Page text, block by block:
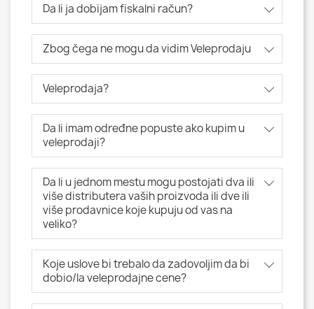
Da li ja dobijam fiskalni račun?
Zbog čega ne mogu da vidim Veleprodaju
Veleprodaja?
Da li imam određne popuste ako kupim u
veleprodaji?
Da li u jednom mestu mogu postojati dva ili
više distributera vaših proizvoda ili dve ili
više prodavnice koje kupuju od vas na
veliko?
Koje uslove bi trebalo da zadovoljim da bi
dobio/la veleprodajne cene?